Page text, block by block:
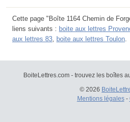
Cette page "Boîte 1164 Chemin de
liens suivants : boite aux lettres
aux lettres 83 boite aux lettres Toulon
BoiteLettres.com - trouvez les boîtes
© 2026
Mentions légales-